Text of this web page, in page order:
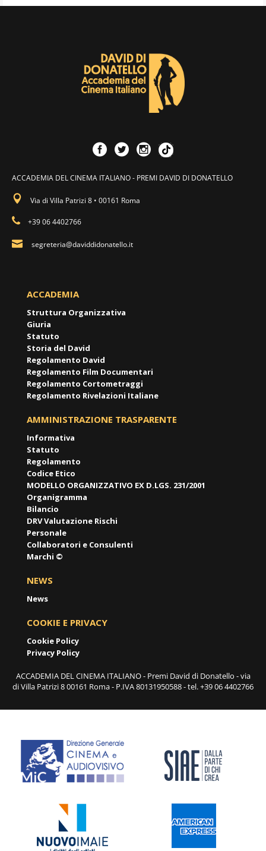
ACCADEMIA DEL CINEMA ITALIANO - PREMI DAVID DI DONATELLO
Via di Villa Patrizi 8 • 00161 Roma
+39 06 4402766
segreteria@daviddidonatello.it
ACCADEMIA
Struttura Organizzativa
Giuria
Statuto
Storia del David
Regolamento David
Regolamento Film Documentari
Regolamento Cortometraggi
Regolamento Rivelazioni Italiane
AMMINISTRAZIONE TRASPARENTE
Informativa
Statuto
Regolamento
Codice Etico
MODELLO ORGANIZZATIVO EX D.LGS. 231/2001
Organigramma
Bilancio
DRV Valutazione Rischi
Personale
Collaboratori e Consulenti
Marchi ©
NEWS
News
COOKIE E PRIVACY
Cookie Policy
Privacy Policy
ACCADEMIA DEL CINEMA ITALIANO - Premi David di Donatello - via
di Villa Patrizi 8 00161 Roma - P.IVA 80131950588 - tel. +39 06 4402766